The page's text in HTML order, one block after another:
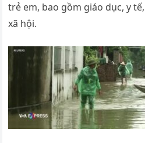
trẻ em, bao gồm giáo dục, y
xã hội.